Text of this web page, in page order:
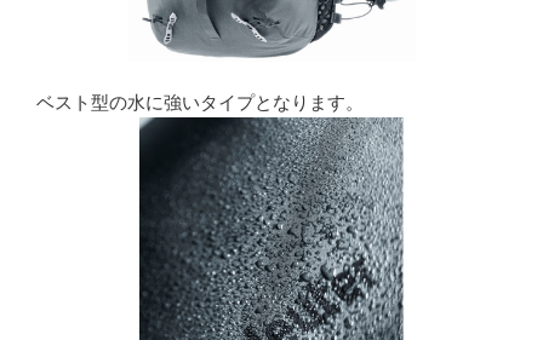
ベスト型の水に強いタイプとなります。